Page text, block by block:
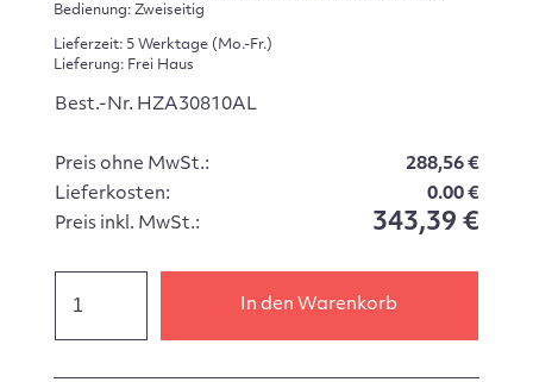
Bedienung: Zweiseitig
Lieferzeit: 5 Werktage (Mo.-Fr.)
Lieferung: Frei Haus
Best.-Nr. HZA30810AL
Preis ohne MwSt.:
288,56 €
Lieferkosten:
0.00 €
Preis inkl. MwSt.:
343,39 €
In den Warenkorb